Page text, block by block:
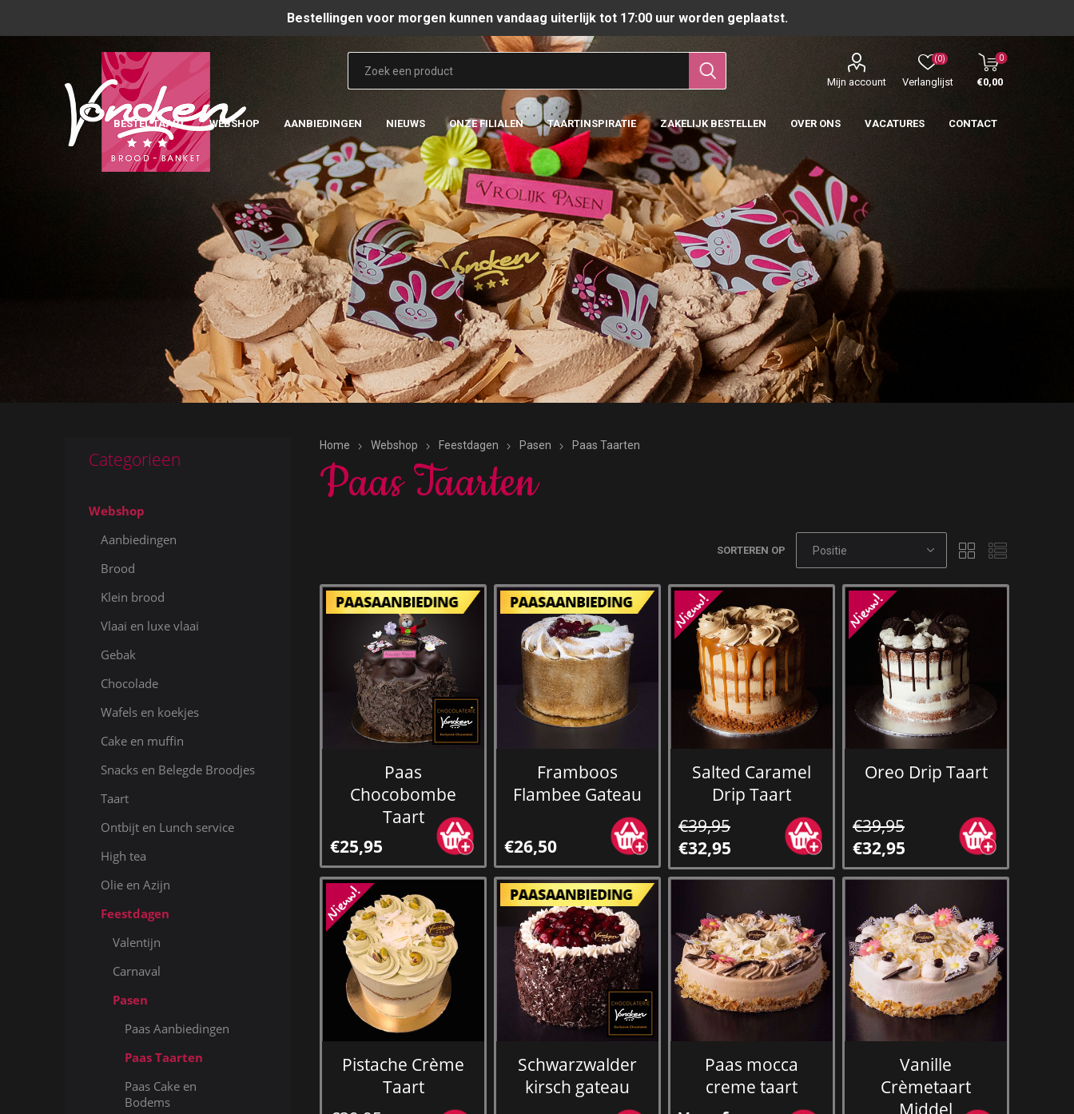
Bestellingen voor morgen kunnen vandaag uiterlijk tot 17:00 uur worden geplaatst.
Mijn account Verlanglijst
(0) 0
€0,00
BESTEL TAART WEBSHOP AANBIEDINGEN NIEUWS ONZE FILIALEN TAARTINSPIRATIE ZAKELIJK BESTELLEN OVER ONS VACATURES CONTACT
Home Webshop Feestdagen Pasen Paas Taarten
Paas Taarten
SORTEREN OP
Paas
Chocobombe
Taart
€25,95
Framboos
Flambee Gateau
€26,50
Salted Caramel
Drip Taart
€39,95
€32,95
Oreo Drip Taart
€39,95
€32,95
Pistache Crème
Taart
Schwarzwalder
kirsch gateau
Paas mocca
creme taart
Vanille
Crèmetaart
Middel
Categorieen
Webshop
Aanbiedingen
Brood
Klein brood
Vlaai en luxe vlaai
Gebak
Chocolade
Wafels en koekjes
Cake en muffin
Snacks en Belegde Broodjes
Taart
Ontbijt en Lunch service
High tea
Olie en Azijn
Feestdagen
Valentijn
Carnaval
Pasen
Paas Aanbiedingen
Paas Taarten
Paas Cake en
Bodems